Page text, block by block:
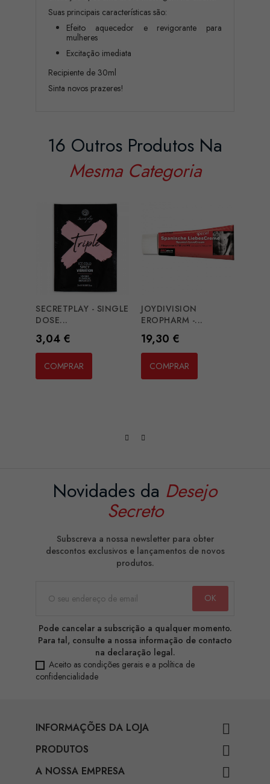
Suas principais características são:
Efeito aquecedor e revigorante para
mulheres
Excitação imediata
Recipiente de 30ml
Sinta novos prazeres!
16 Outros Produtos Na
Mesma Categoria
SECRETPLAY - SINGLE
DOSE...
Preço
3,04 €
COMPRAR
JOYDIVISION
EROPHARM -...
Preço
19,30 €
COMPRAR
Novidades da Desejo
Secreto
Subscreva a nossa newsletter para obter
descontos exclusivos e lançamentos de novos
produtos.
Pode cancelar a subscrição a qualquer momento.
Para tal, consulte a nossa informação de contacto
na declaração legal.
Aceito as condições gerais e a política de
confidencialidade
INFORMAÇÕES DA LOJA 
PRODUTOS 
A NOSSA EMPRESA 